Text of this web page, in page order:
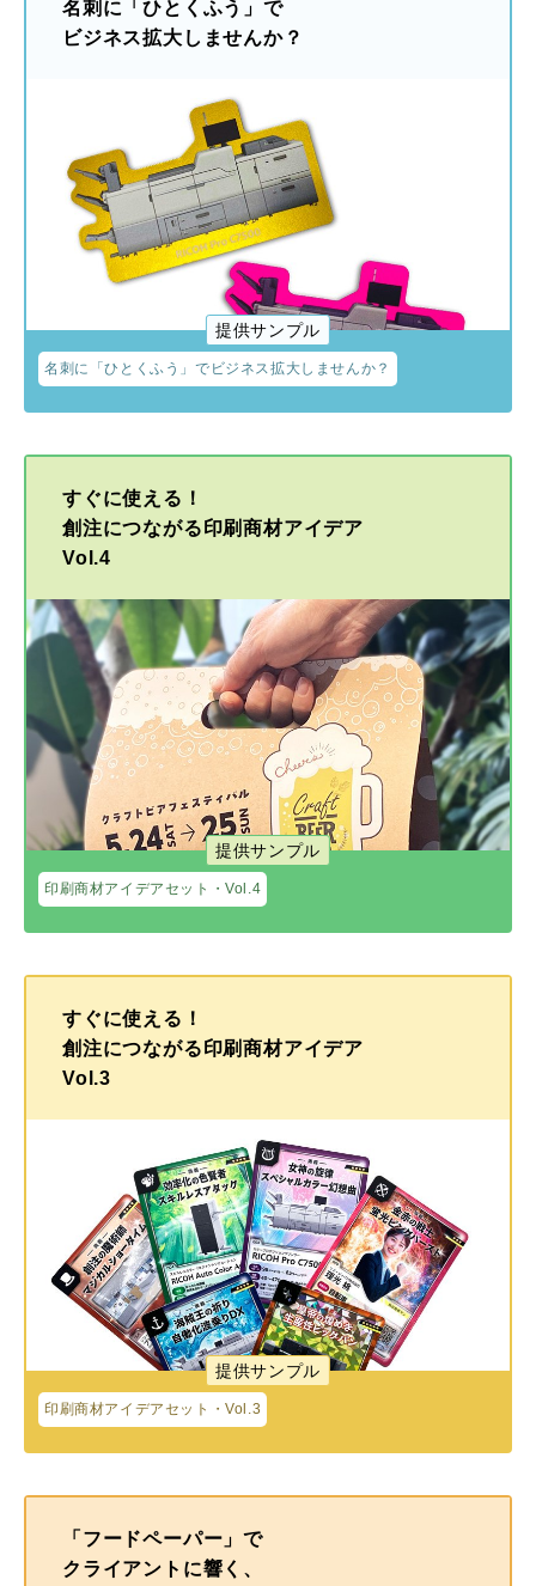
名刺に「ひとくふう」で
ビジネス拡大しませんか？
提供サンプル
名刺に「ひとくふう」でビジネス拡大しませんか？
すぐに使える！
創注につながる印刷商材アイデア
Vol.4
提供サンプル
印刷商材アイデアセット・Vol.4
すぐに使える！
創注につながる印刷商材アイデア
Vol.3
提供サンプル
印刷商材アイデアセット・Vol.3
「フードペーパー」で
クライアントに響く、